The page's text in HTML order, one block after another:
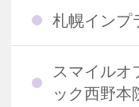
札幌インプ
スマイルオ
ック西野本